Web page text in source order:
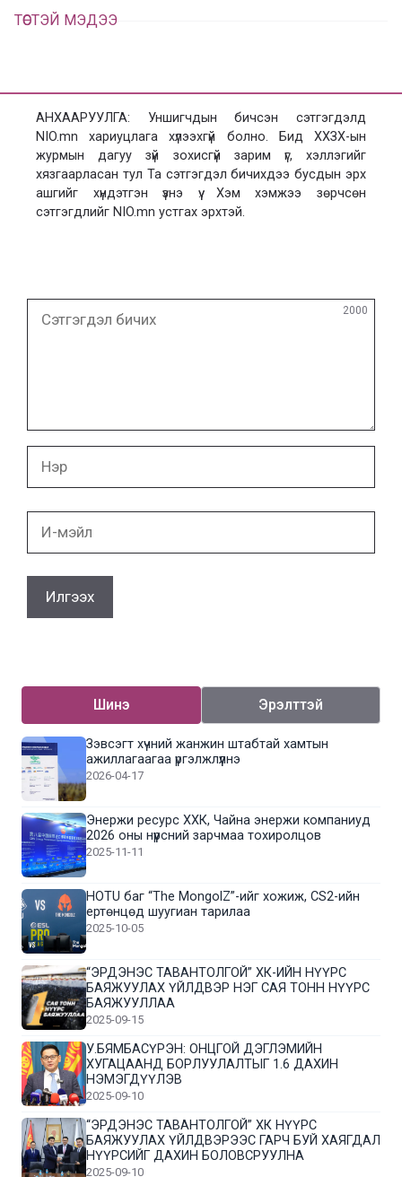
ТӨСТЭЙ МЭДЭЭ
АНХААРУУЛГА: Уншигчдын бичсэн сэтгэгдэлд
NIO.mn хариуцлага хүлээхгүй болно. Бид ХХЗХ-ын
журмын дагуу зүй зохисгүй зарим үг, хэллэгийг
хязгаарласан тул Та сэтгэгдэл бичихдээ бусдын эрх
ашгийг хүндэтгэн үзнэ үү. Хэм хэмжээ зөрчсөн
сэтгэгдлийг NIO.mn устгах эрхтэй.
2000
мэйл
Шинэ Эрэлттэй
Зэвсэгт хүчний жанжин штабтай хамтын
ажиллагаагаа үргэлжлүүлнэ
2026-04-17
Энержи ресурс ХХК, Чайна энержи компаниуд
2026 оны нүүрсний зарчмаа тохиролцов
2025-11-11
HOTU баг “The MongolZ”-ийг хожиж, CS2-ийн
ертөнцөд шуугиан тарилаа
2025-10-05
“ЭРДЭНЭС ТАВАНТОЛГОЙ” ХК-ИЙН НҮҮРС
БАЯЖУУЛАХ ҮЙЛДВЭР НЭГ САЯ ТОНН НҮҮРС
БАЯЖУУЛЛАА
2025-09-15
У.БЯМБАСҮРЭН: ОНЦГОЙ ДЭГЛЭМИЙН
ХУГАЦААНД БОРЛУУЛАЛТЫГ 1.6 ДАХИН
НЭМЭГДҮҮЛЭВ
2025-09-10
“ЭРДЭНЭС ТАВАНТОЛГОЙ” ХК НҮҮРС
БАЯЖУУЛАХ ҮЙЛДВЭРЭЭС ГАРЧ БУЙ ХАЯГДАЛ
НҮҮРСИЙГ ДАХИН БОЛОВСРУУЛНА
2025-09-10